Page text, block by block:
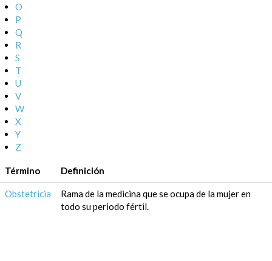
O
P
Q
R
S
T
U
V
W
X
Y
Z
Término Definición
Obstetricia
Rama de la medicina que se ocupa de la mujer en
todo su periodo fértil.